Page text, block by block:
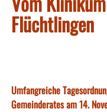
Flüchtlingen
Umfangreiche
Gemeinderates am 14.